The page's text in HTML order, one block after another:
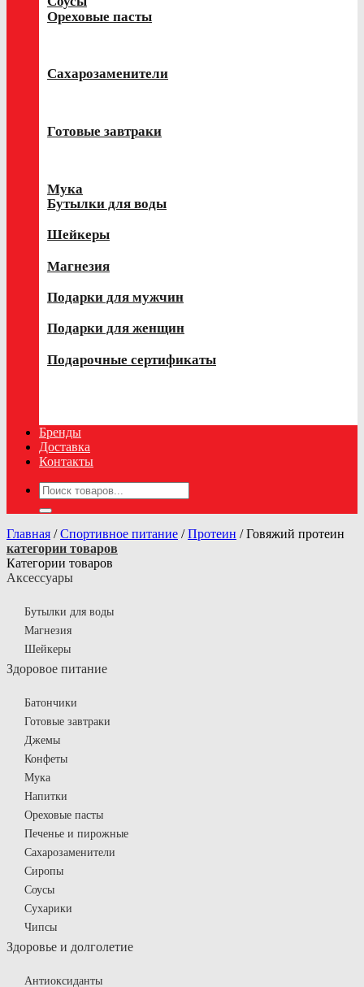
Ореховые пасты
Сахарозаменители
Готовые завтраки
Мука
Бутылки для воды
Шейкеры
Магнезия
Подарки для мужчин
Подарки для женщин
Подарочные сертификаты
Бренды
Доставка
Контакты
Искать:
Главная / Спортивное питание / Протеин /Говяжий протеин
категории товаров
Категории товаров
Аксессуары
Бутылки для воды
Магнезия
Шейкеры
Здоровое питание
Батончики
Готовые завтраки
Джемы
Конфеты
Мука
Напитки
Ореховые пасты
Печенье и пирожные
Сахарозаменители
Сиропы
Соусы
Сухарики
Чипсы
Здоровье и долголетие
Антиоксиданты